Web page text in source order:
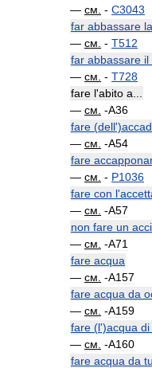
— см - C3043
far abbassare la
— см - T512
far abbassare il
— см - T728
fare l'abito a
— см -A36
fare (dell')
— см -A54
fare
— см - P1036
fare con l'
— см -A57
non fare un
— см -A71
fare acqua
— см -A157
fare acqua da
— см -A159
fare (l')acqua di
— см -A160
fare acqua da